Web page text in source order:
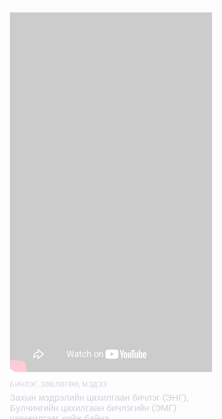
БИЧЛЭГ, ЗӨВЛӨГӨӨ, МЭДЭЭ
Захын мэдрэлийн цахилгаан бичлэг (ЭНГ),
Булчингийн цахилгаан бичлэгийн (ЭМГ)